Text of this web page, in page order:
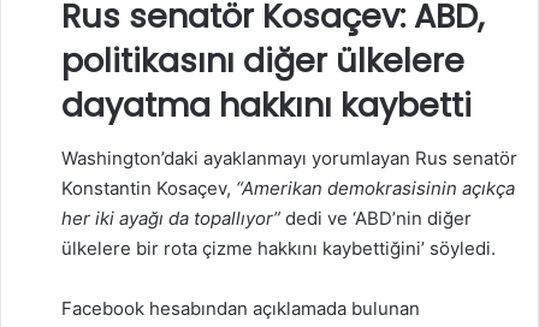
Rus senatör Kosaçev: ABD,
politikasını diğer ülkelere
dayatma hakkını kaybetti
Washington’daki ayaklanmayı yorumlayan Rus senatör
Konstantin Kosaçev, “Amerikan demokrasisinin açıkça
her iki ayağı da topallıyor” dedi ve ‘ABD’nin diğer
ülkelere bir rota çizme hakkını kaybettiğini’ söyledi.
Facebook hesabından açıklamada bulunan